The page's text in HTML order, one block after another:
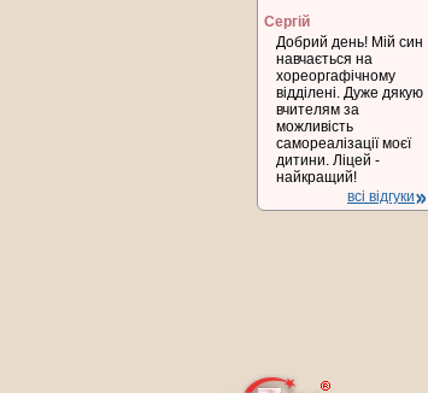
Сергій
Добрий день! Мій син
навчається на
хореоргафічному
відділені. Дуже дякую
вчителям за
можливість
самореалізації моєї
дитини. Ліцей -
найкращий!
всі відгуки